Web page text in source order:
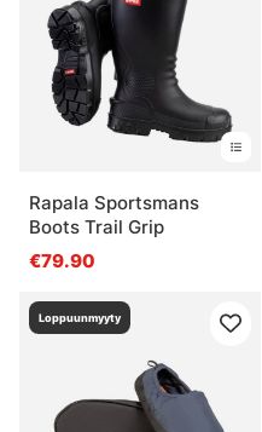
Rapala Sportsmans
Boots Trail Grip
€79.90
Loppuunmyyty